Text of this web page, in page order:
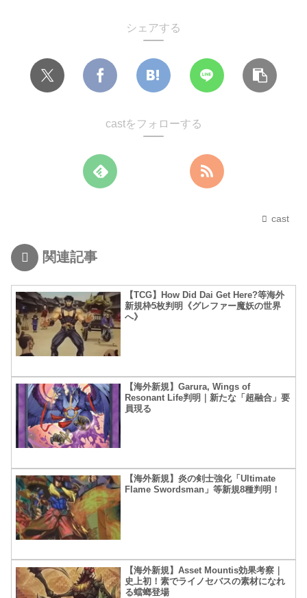
シェアする
castをフォローする
cast
関連記事
【TCG】How Did Dai Get Here?等海外
新規枠5枚判明《グレファー魔妖の世界
へ》
【海外新規】Garura, Wings of
Resonant Life判明｜新たな「超融合」要
員現る
【海外新規】炎の剣士強化「Ultimate
Flame Swordsman」等新規8種判明！
【海外新規】Asset Mountis効果考察｜
史上初！素でライノセバスの素材になれ
る蟷螂登場